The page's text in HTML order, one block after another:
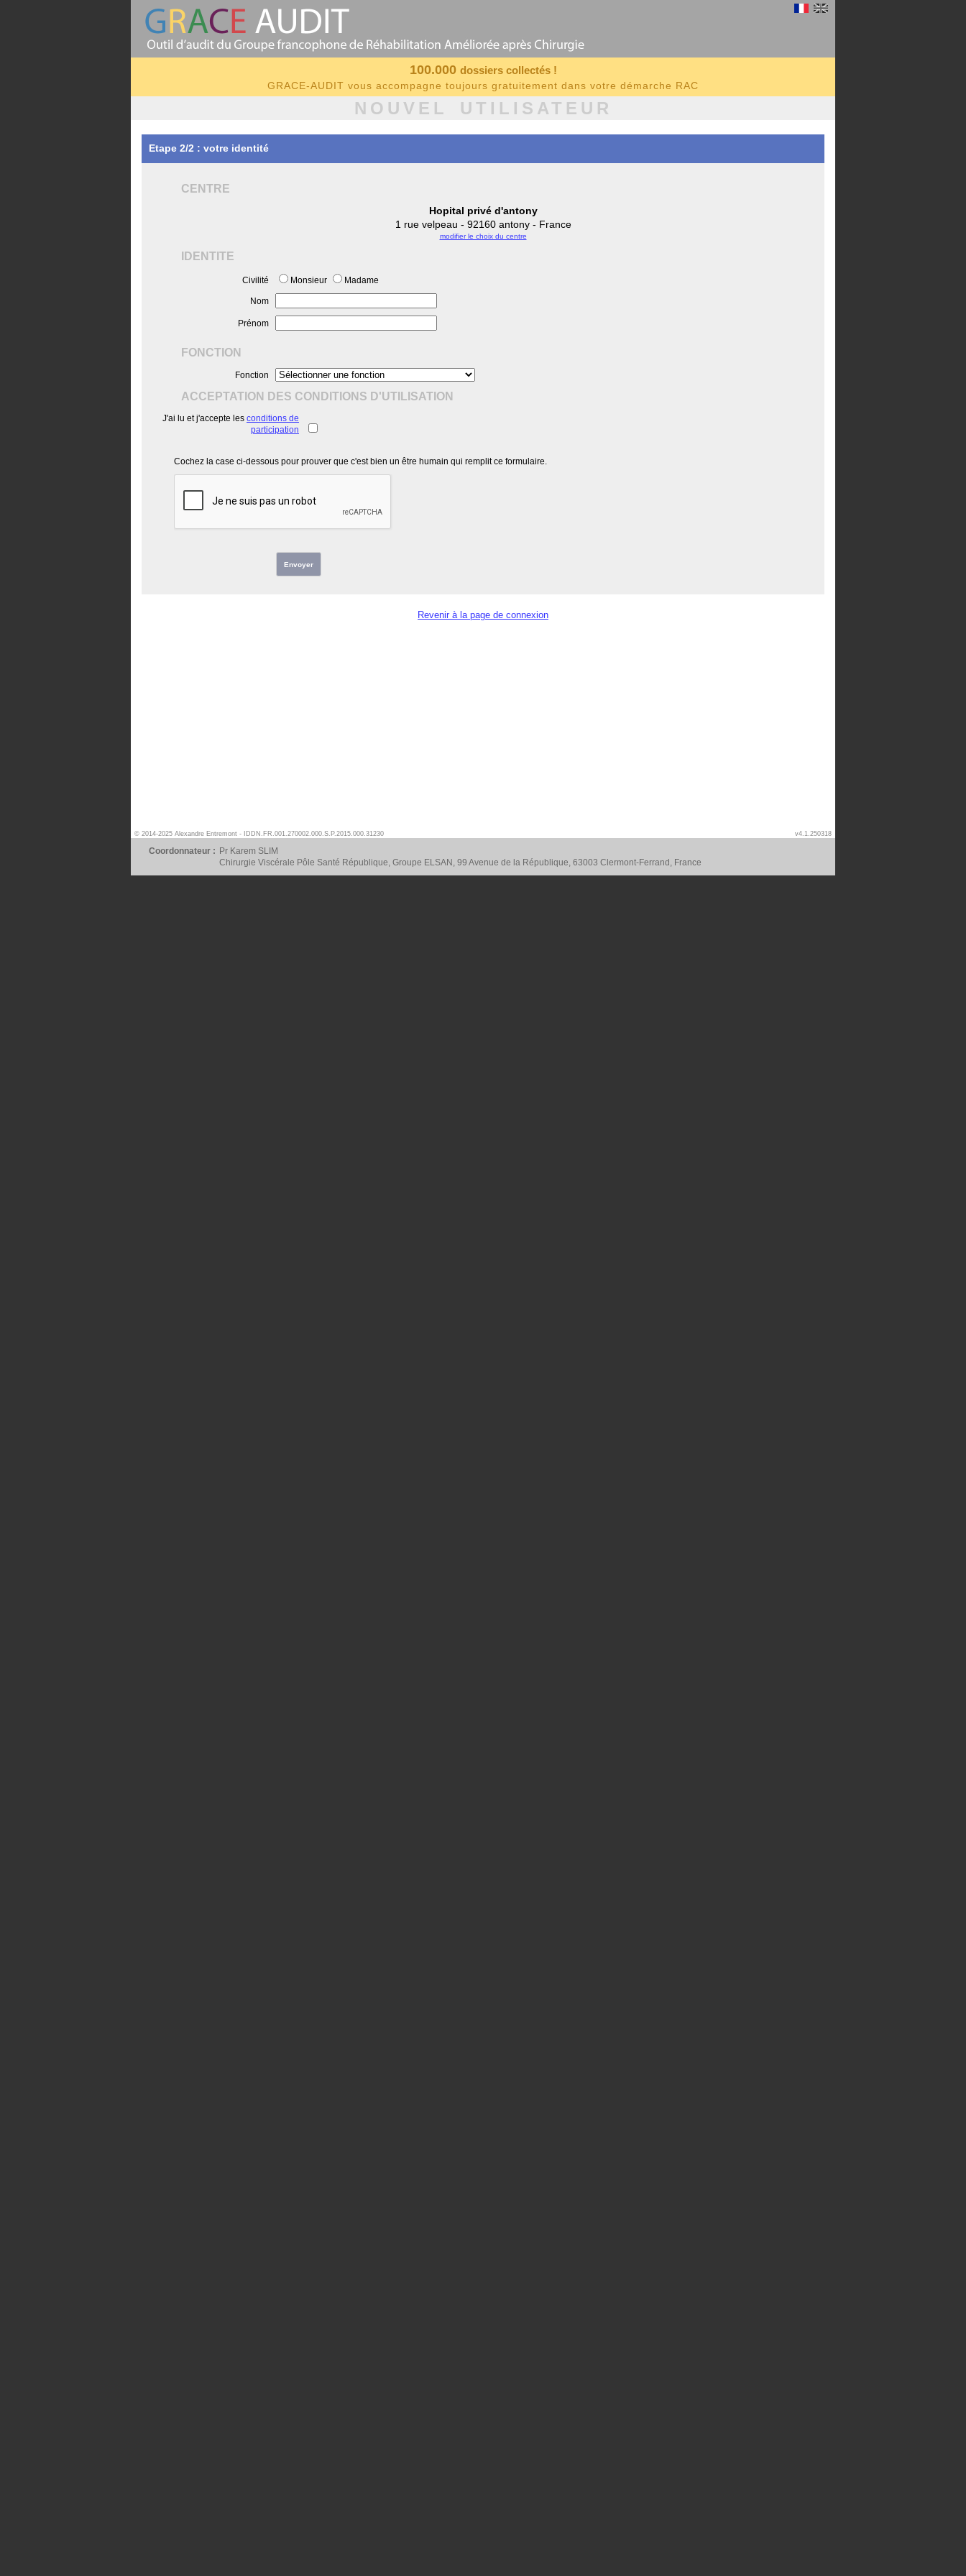
100.000 dossiers collectés !
GRACE-AUDIT vous accompagne toujours gratuitement dans votre démarche RAC
NOUVEL UTILISATEUR
Etape 2/2 : votre identité
CENTRE
Hopital privé d'antony
1 rue velpeau - 92160 antony - France
modifier le choix du centre
IDENTITE
Civilité Monsieur Madame
Nom
Prénom
FONCTION
Fonction
ACCEPTATION DES CONDITIONS D'UTILISATION
J'ai lu et j'accepte les conditions de
participation
Cochez la case ci-dessous pour prouver que c'est bien un être humain qui remplit ce formulaire.
Envoyer
Revenir à la page de connexion
© 2014-2025 Alexandre Entremont - IDDN.FR.001.270002.000.S.P.2015.000.31230 v4.1.250318
Coordonnateur : Pr Karem SLIM
Chirurgie Viscérale Pôle Santé République, Groupe ELSAN, 99 Avenue de la République, 63003 Clermont-Ferrand, France